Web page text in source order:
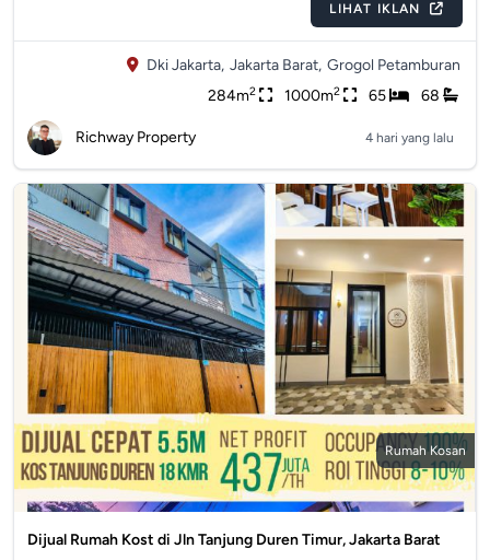
LIHAT IKLAN
Dki Jakarta, Jakarta Barat, Grogol Petamburan
284m2 1000m2 65 68
Richway Property 4 hari yang lalu
Rumah Kosan
Dijual Rumah Kost di Jln Tanjung Duren Timur, Jakarta Barat